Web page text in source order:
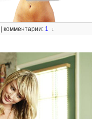
комментарии: 1 ↓